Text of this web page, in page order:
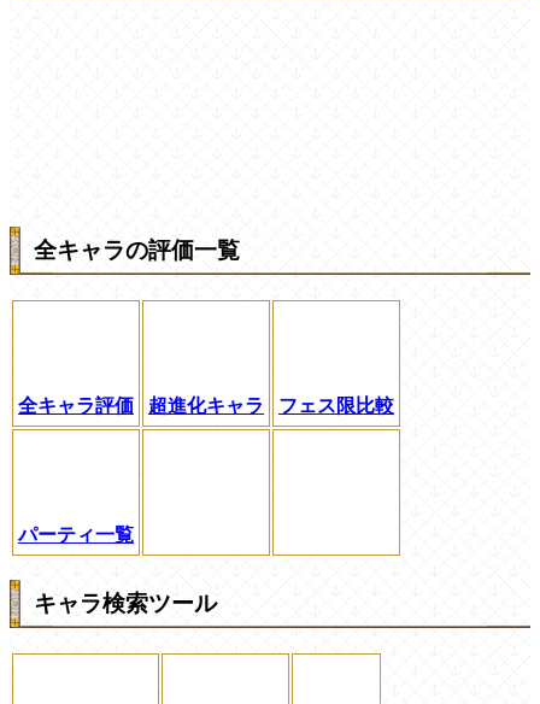
全キャラの評価一覧
全キャラ評価 超進化キャラ フェス限比較
パーティ一覧
キャラ検索ツール